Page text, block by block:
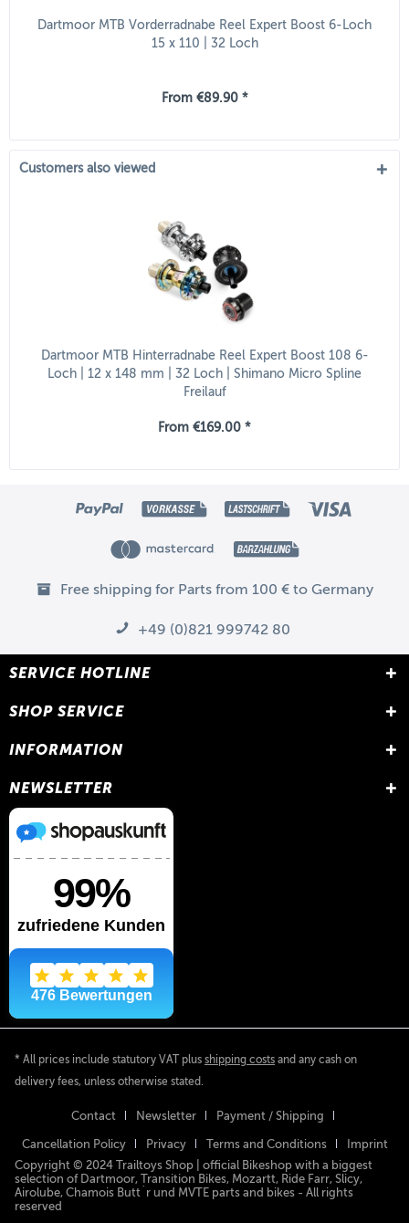
Dartmoor MTB Vorderradnabe Reel Expert Boost 6-Loch
15 x 110 | 32 Loch
From €89.90 *
Customers also viewed
Dartmoor MTB Hinterradnabe Reel Expert Boost 108 6-
Loch | 12 x 148 mm | 32 Loch | Shimano Micro Spline
Freilauf
From €169.00 *
Free shipping for Parts from 100 € to Germany
+49 (0)821 999742 80
SERVICE HOTLINE
SHOP SERVICE
INFORMATION
NEWSLETTER
* All prices include statutory VAT plus shipping costs and any cash on
delivery fees, unless otherwise stated.
Contact Newsletter Payment / Shipping
Cancellation Policy Privacy Terms and Conditions
Imprint
Copyright © 2024 Trailtoys Shop | official Bikeshop with a biggest
selection of Dartmoor, Transition Bikes, Mozartt, Ride Farr, Slicy,
Airolube, Chamois Butt´r und MVTE parts and bikes - All rights
reserved